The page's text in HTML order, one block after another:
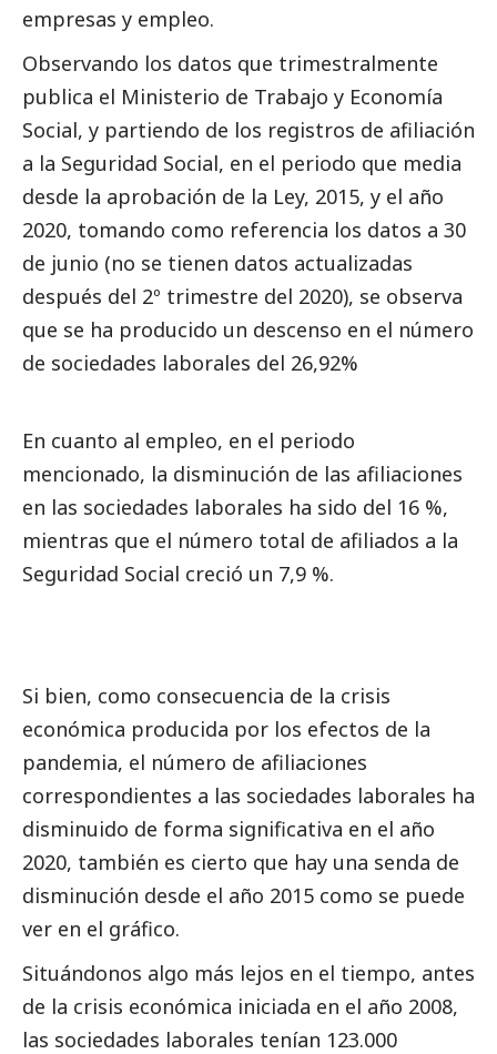
empresas y empleo.
Observando los datos que trimestralmente
publica el Ministerio de Trabajo y Economía
Social, y partiendo de los registros de afiliación
a la Seguridad Social, en el periodo que media
desde la aprobación de la Ley, 2015, y el año
2020, tomando como referencia los datos a 30
de junio (no se tienen datos actualizadas
después del 2º trimestre del 2020), se observa
que se ha producido un descenso en el número
de sociedades laborales del 26,92%
En cuanto al empleo, en el periodo
mencionado, la disminución de las afiliaciones
en las sociedades laborales ha sido del 16 %,
mientras que el número total de afiliados a la
Seguridad Social creció un 7,9 %.
Si bien, como consecuencia de la crisis
económica producida por los efectos de la
pandemia, el número de afiliaciones
correspondientes a las sociedades laborales ha
disminuido de forma significativa en el año
2020, también es cierto que hay una senda de
disminución desde el año 2015 como se puede
ver en el gráfico.
Situándonos algo más lejos en el tiempo, antes
de la crisis económica iniciada en el año 2008,
las sociedades laborales tenían 123.000